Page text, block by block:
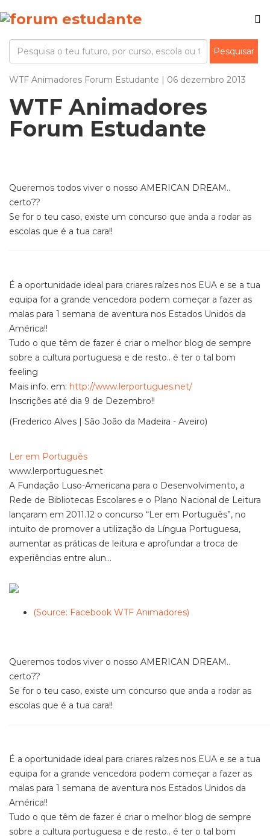
WTF Animadores Forum Estudante | 06 dezembro 2013
WTF Animadores
Forum Estudante
Queremos todos viver o nosso AMERICAN DREAM..
certo??
Se for o teu caso, existe um concurso que anda a rodar as
escolas que é a tua cara!!
É a oportunidade ideal para criares raízes nos EUA e se a tua
equipa for a grande vencedora podem começar a fazer as
malas para 1 semana de aventura nos Estados Unidos da
América!!
Tudo o que têm de fazer é criar o melhor blog de sempre
sobre a cultura portuguesa e de resto.. é ter o tal bom
feeling
Mais info. em: http://www.lerportugues.net/
Inscrições até dia 9 de Dezembro!!
(Frederico Alves | São João da Madeira - Aveiro)
Ler em Português
www.lerportugues.net
A Fundação Luso-Americana para o Desenvolvimento, a
Rede de Bibliotecas Escolares e o Plano Nacional de Leitura
lançaram em 2011.12 o concurso “Ler em Português”, no
intuito de promover a utilização da Língua Portuguesa,
aumentar as práticas de leitura e aprofundar a troca de
experiências entre alun...
(Source: Facebook WTF Animadores)
Queremos todos viver o nosso AMERICAN DREAM..
certo??
Se for o teu caso, existe um concurso que anda a rodar as
escolas que é a tua cara!!
É a oportunidade ideal para criares raízes nos EUA e se a tua
equipa for a grande vencedora podem começar a fazer as
malas para 1 semana de aventura nos Estados Unidos da
América!!
Tudo o que têm de fazer é criar o melhor blog de sempre
sobre a cultura portuguesa e de resto.. é ter o tal bom